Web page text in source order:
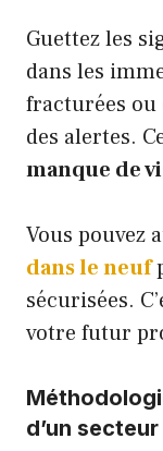
Guettez les
dans les
fracturées ou
des alertes.
manque de
Vous pouvez
dans le neuf
sécurisées.
votre futur
d’un